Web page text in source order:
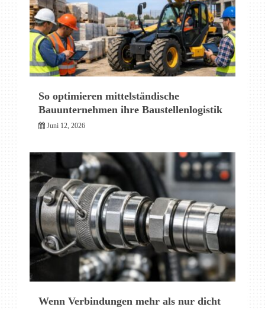
So optimieren mittelständische
Bauunternehmen ihre Baustellenlogistik
Juni 12, 2026
Wenn Verbindungen mehr als nur dicht